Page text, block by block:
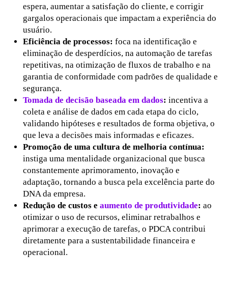
espera, aumentar a satisfação do cliente, e corrigir
gargalos operacionais que impactam a experiência do
usuário.
Eficiência de processos: foca na identificação e
eliminação de desperdícios, na automação de tarefas
repetitivas, na otimização de fluxos de trabalho e na
garantia de conformidade com padrões de qualidade e
segurança.
Tomada de decisão baseada em dados: incentiva a
coleta e análise de dados em cada etapa do ciclo,
validando hipóteses e resultados de forma objetiva, o
que leva a decisões mais informadas e eficazes.
Promoção de uma cultura de melhoria contínua:
instiga uma mentalidade organizacional que busca
constantemente aprimoramento, inovação e
adaptação, tornando a busca pela excelência parte do
DNA da empresa.
Redução de custos e aumento de produtividade: ao
otimizar o uso de recursos, eliminar retrabalhos e
aprimorar a execução de tarefas, o PDCA contribui
diretamente para a sustentabilidade financeira e
operacional.